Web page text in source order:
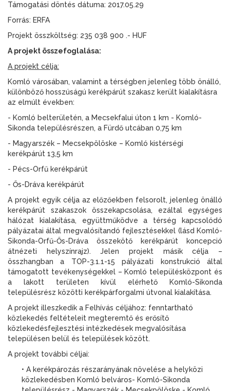
Támogatási döntés dátuma: 2017.05.29
Forrás: ERFA
Projekt összköltség: 235 038 900 .- HUF
A projekt összefoglalása:
A projekt célja:
Komló városában, valamint a térségben jelenleg több önálló,
különböző hosszúságú kerékpárút szakasz került kialakításra
az elmúlt években:
- Komló belterületén, a Mecsekfalui úton 1 km - Komló-
Sikonda településrészen, a Fürdő utcában 0,75 km
- Magyarszék – Mecsekpölöske – Komló kistérségi
kerékpárút 13,5 km
- Pécs-Orfű kerékpárút
- Ős-Dráva kerékpárút
A projekt egyik célja az előzőekben felsorolt, jelenleg önálló
kerékpárút szakaszok összekapcsolása, ezáltal egységes
hálózat kialakítása, együttműködve a térség kapcsolódó
pályázatai által megvalósítandó fejlesztésekkel (lásd Komló-
Sikonda-Orfű-Ős-Dráva összekötő kerékpárút koncepció
átnézeti helyszínrajz). Jelen projekt másik célja –
összhangban a TOP-3.1.1-15 pályázati konstrukció által
támogatott tevékenységekkel – Komló településközpont és
a lakott területen kívül elérhető Komló-Sikonda
településrész közötti kerékpárforgalmi útvonal kialakítása.
A projekt illeszkedik a Felhívás céljához: fenntartható
közlekedés feltételeit megteremtő és erősítő
közlekedésfejlesztési intézkedések megvalósítása
településen belül és települések között.
A projekt további céljai:
• A kerékpározás részarányának növelése a helyközi
közlekedésben Komló belváros- Komló-Sikonda